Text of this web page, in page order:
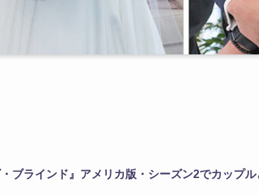
ブラインド』アメリカ版・シーズン2でカップル